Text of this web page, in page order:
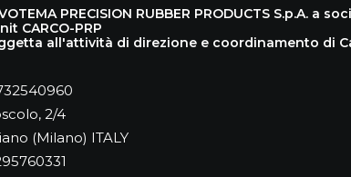
PRECISION RUBBER PRODUCTS S.p.A. a
CARCO-PRP
all'attività di direzione e coordinamento di
2/4
(Milano) ITALY